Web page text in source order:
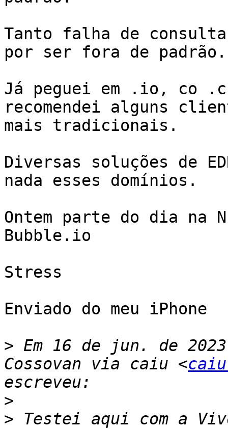
Tanto falha de
por ser fora de
Já peguei em .io, co
recomendei alguns
mais tradicionais.
Diversas soluções de
nada esses domínios.
Ontem parte do dia na
Bubble.io
Stress
Enviado do meu iPhone
> Em 16 de jun. de
Cossovan via caiu <
>
> ﻿Testei aqui com a